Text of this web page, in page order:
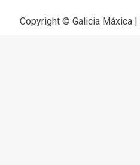
Copyright © Galicia Máxica |